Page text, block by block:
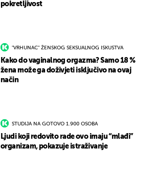
pokretljivost
"VRHUNAC" ŽENSKOG SEKSUALNOG ISKUSTVA
Kako do vaginalnog orgazma? Samo 18 %
žena može ga doživjeti isključivo na ovaj
način
STUDIJA NA GOTOVO 1.900 OSOBA
Ljudi koji redovito rade ovo imaju “mlađi”
organizam, pokazuje istraživanje